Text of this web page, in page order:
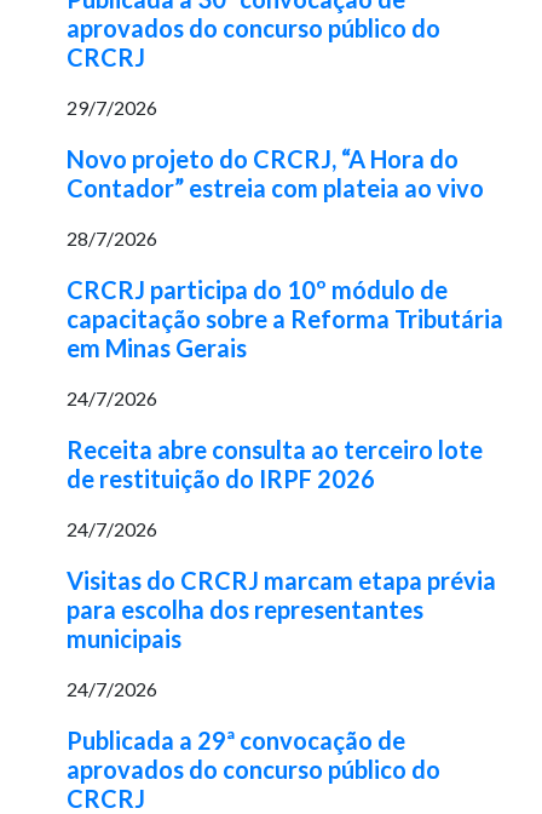
aprovados do concurso público do
CRCRJ
29/7/2026
Novo projeto do CRCRJ, “A Hora do
Contador” estreia com plateia ao vivo
28/7/2026
CRCRJ participa do 10º módulo de
capacitação sobre a Reforma Tributária
em Minas Gerais
24/7/2026
Receita abre consulta ao terceiro lote
de restituição do IRPF 2026
24/7/2026
Visitas do CRCRJ marcam etapa prévia
para escolha dos representantes
municipais
24/7/2026
Publicada a 29ª convocação de
aprovados do concurso público do
CRCRJ